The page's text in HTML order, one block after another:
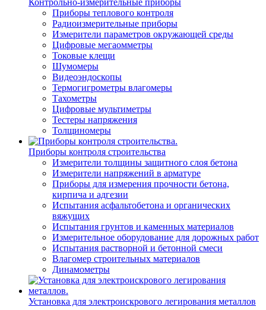
Контрольно-измерительные приборы
Приборы теплового контроля
Радиоизмерительные приборы
Измерители параметров окружающей среды
Цифровые мегаомметры
Токовые клещи
Шумомеры
Видеоэндоскопы
Термогигрометры влагомеры
Тахометры
Цифровые мультиметры
Тестеры напряжения
Толщиномеры
Приборы контроля строительства
Измерители толщины защитного слоя бетона
Измерители напряжений в арматуре
Приборы для измерения прочности бетона,
кирпича и адгезии
Испытания асфальтобетона и органических
вяжущих
Испытания грунтов и каменных материалов
Измерительное оборудование для дорожных работ
Испытания растворной и бетонной смеси
Влагомер строительных материалов
Динамометры
Установка для электроискрового легирования металлов